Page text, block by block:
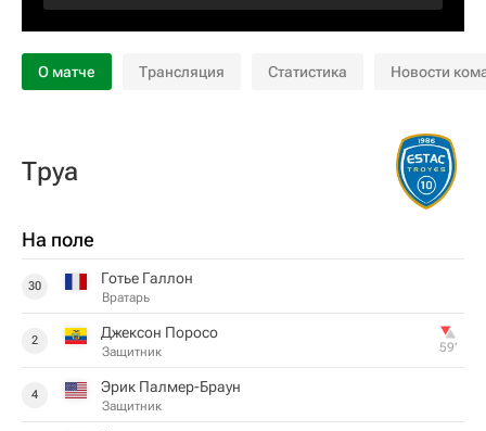
О матче Трансляция Статистика Новости
Труа
На поле
30 Готье Галлон
Вратарь
2 Джексон Поросо
Защитник 59‎’‎
4 Эрик Палмер-Браун
Защитник